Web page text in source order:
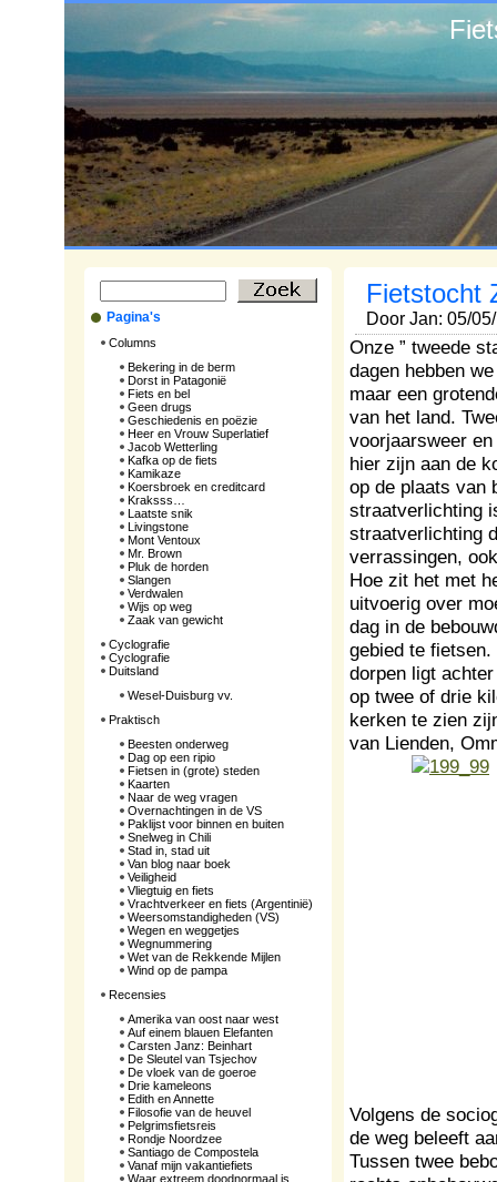
Pagina's
Columns
Bekering in de berm
Dorst in Patagonië
Fiets en bel
Geen drugs
Geschiedenis en poëzie
Heer en Vrouw Superlatief
Jacob Wetterling
Kafka op de fiets
Kamikaze
Koersbroek en creditcard
Kraksss…
Laatste snik
Livingstone
Mont Ventoux
Mr. Brown
Pluk de horden
Slangen
Verdwalen
Wijs op weg
Zaak van gewicht
Cyclografie
Cyclografie
Duitsland
Wesel-Duisburg vv.
Praktisch
Beesten onderweg
Dag op een ripio
Fietsen in (grote) steden
Kaarten
Naar de weg vragen
Overnachtingen in de VS
Paklijst voor binnen en buiten
Snelweg in Chili
Stad in, stad uit
Van blog naar boek
Veiligheid
Vliegtuig en fiets
Vrachtverkeer en fiets (Argentinië)
Weersomstandigheden (VS)
Wegen en weggetjes
Wegnummering
Wet van de Rekkende Mijlen
Wind op de pampa
Recensies
Amerika van oost naar west
Auf einem blauen Elefanten
Carsten Janz: Beinhart
De Sleutel van Tsjechov
De vloek van de goeroe
Drie kameleons
Edith en Annette
Filosofie van de heuvel
Pelgrimsfietsreis
Rondje Noordzee
Santiago de Compostela
Vanaf mijn vakantiefiets
Waar extreem doodnormaal is
Fietstocht
Door Jan: 05/
Onze ” tweede
dagen hebben
maar een
van het land.
voorjaarsweer
hier zijn aan de
op de plaats van
straatverlichting
straatverlichting
verrassingen,
Hoe zit het met
uitvoerig over
dag in de
gebied te
dorpen ligt
op twee of drie
kerken te zien
van Lienden,
Volgens de
de weg beleeft
Tussen twee